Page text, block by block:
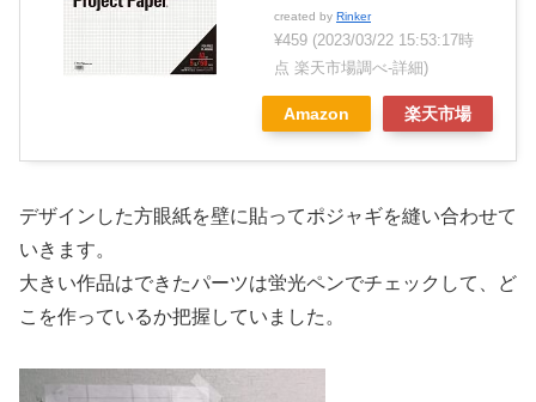
created by Rinker
¥459 (2023/03/22 15:53:17時
点 楽天市場調べ-詳細)
Amazon 楽天市場
デザインした方眼紙を壁に貼ってポジャギを縫い合わせて
いきます。
大きい作品はできたパーツは蛍光ペンでチェックして、ど
こを作っているか把握していました。